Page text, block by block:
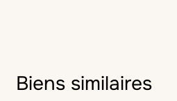
Biens similaires